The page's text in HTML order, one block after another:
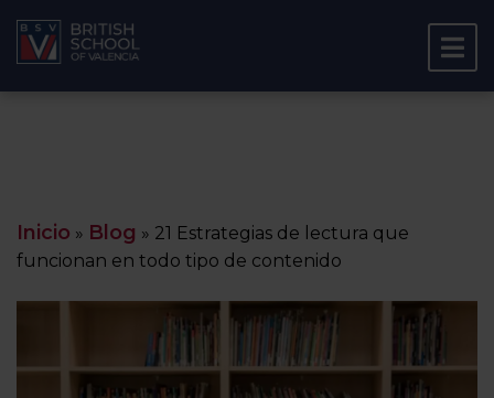
Inicio » Blog » 21 Estrategias de lectura que
funcionan en todo tipo de contenido